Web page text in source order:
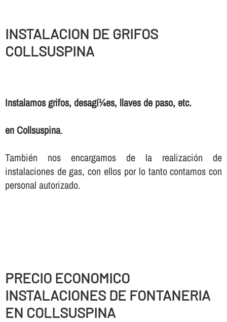
INSTALACION DE GRIFOS
COLLSUSPINA
Instalamos grifos, desagí¼es, llaves de paso, etc.
en Collsuspina.
También nos encargamos de la realización de
instalaciones de gas, con ellos por lo tanto contamos con
personal autorizado.
PRECIO ECONOMICO
INSTALACIONES DE FONTANERIA
EN COLLSUSPINA